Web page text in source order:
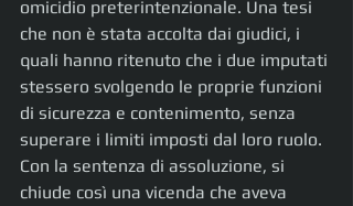
omicidio preterintenzionale. Una tesi
che non è stata accolta dai giudici, i
quali hanno ritenuto che i due imputati
stessero svolgendo le proprie funzioni
di sicurezza e contenimento, senza
superare i limiti imposti dal loro ruolo.
Con la sentenza di assoluzione, si
chiude così una vicenda che aveva